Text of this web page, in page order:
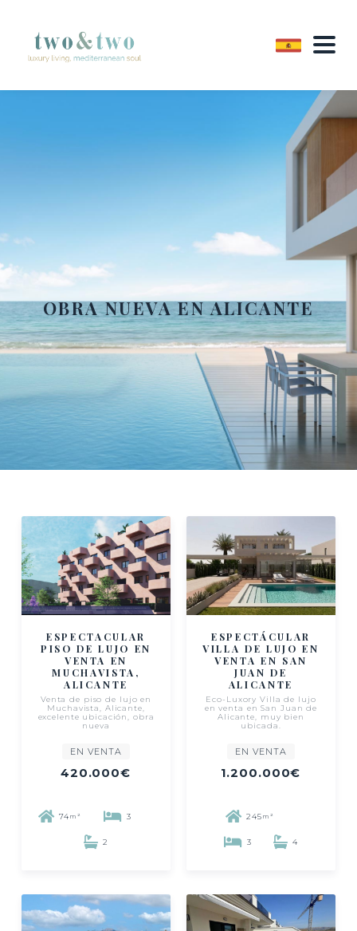
OBRA NUEVA EN ALICANTE
ESPECTACULAR
PISO DE LUJO EN
VENTA EN
MUCHAVISTA,
ALICANTE
Venta de piso de lujo en
Muchavista, Alicante,
excelente ubicación, obra
nueva
EN VENTA
420.000€
74 m² 3
2
ESPECTÁCULAR
VILLA DE LUJO EN
VENTA EN SAN
JUAN DE
ALICANTE
Eco-Luxory Villa de lujo
en venta en San Juan de
Alicante, muy bien
ubicada.
EN VENTA
1.200.000€
245 m²
3 4